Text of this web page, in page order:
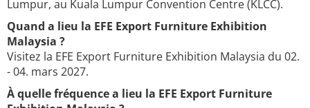
Lumpur, au Kuala Lumpur Convention Centre (KLCC).
Quand a lieu la EFE Export Furniture Exhibition
Malaysia ?
Visitez la EFE Export Furniture Exhibition Malaysia du 02.
- 04. mars 2027.
À quelle fréquence a lieu la EFE Export Furniture